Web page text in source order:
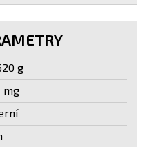
g
mg